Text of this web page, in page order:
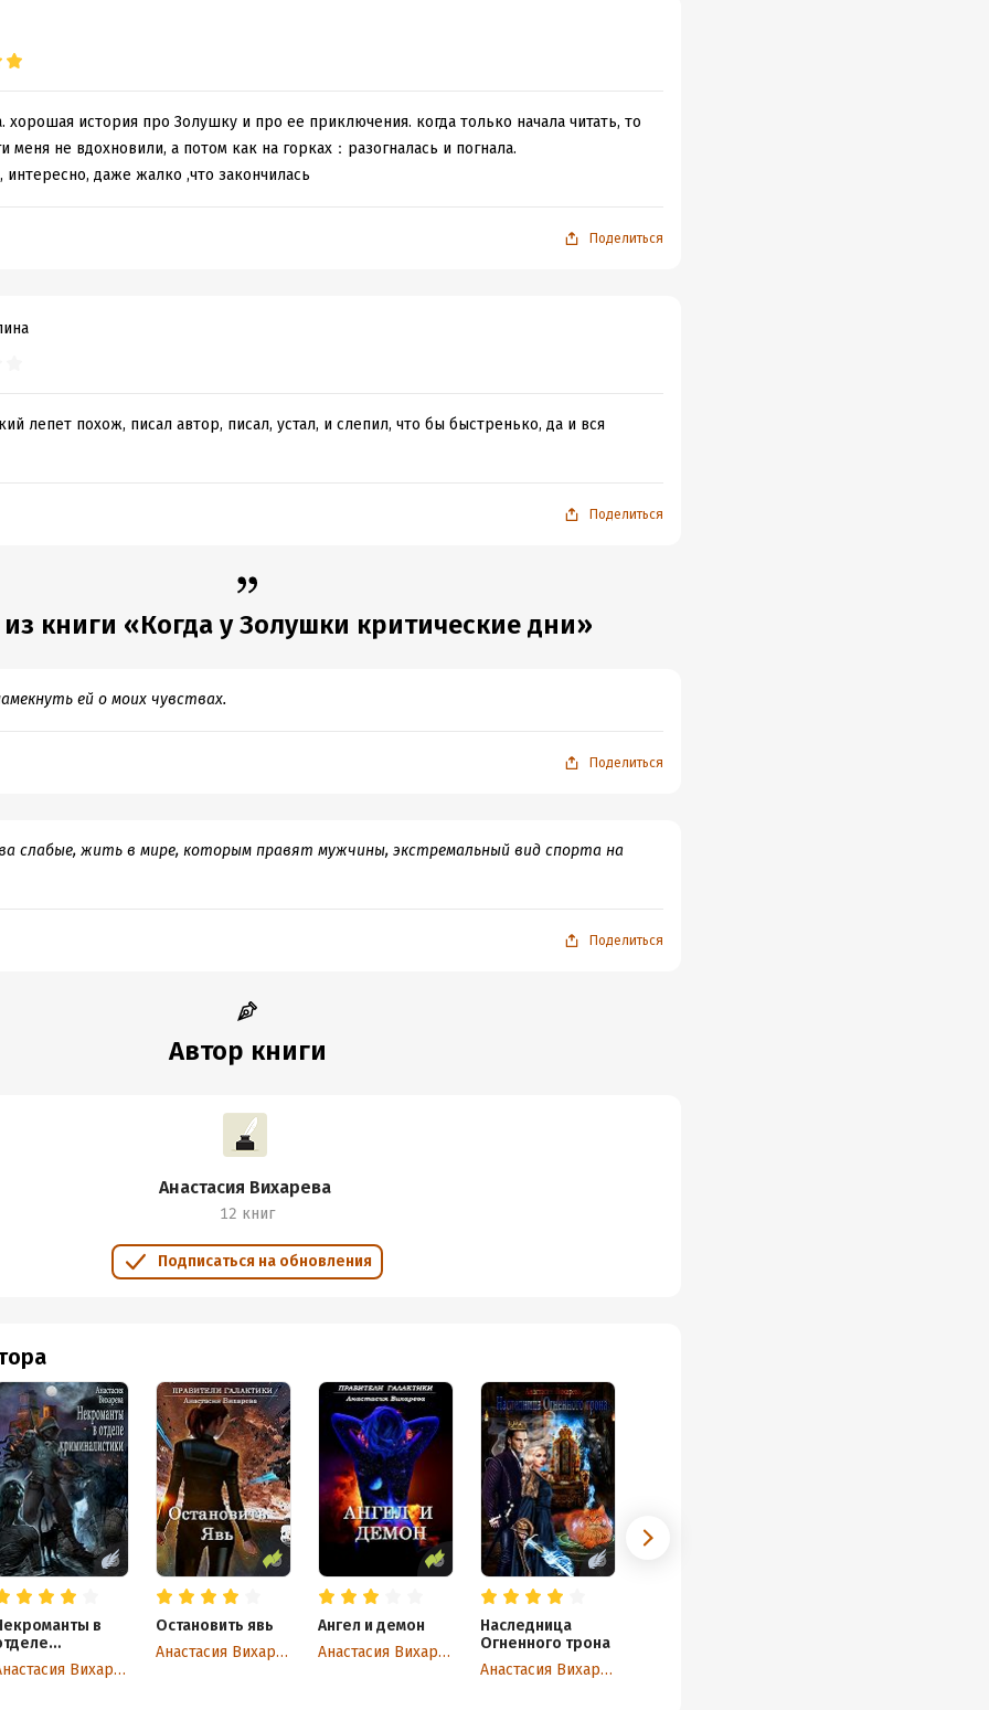
хорошая история про Золушку и про ее приключения. когда только начала читать, то
меня не вдохновили, а потом как на горках：разогналась и погнала.
интересно, даже жалко ,что закончилась
Поделиться
лепет похож, писал автор, писал, устал, и слепил, что бы быстренько, да и вся
Поделиться
книги «Когда у Золушки критические дни»
ей о моих чувствах.
Поделиться
слабые, жить в мире, которым правят мужчины, экстремальный вид спорта на
Поделиться
Автор книги
Анастасия Вихарева
12 книг
Подписаться на обновления
в
Анастасия Вихарева
Остановить явь
Анастасия Вихарева
Ангел и демон
Анастасия Вихарева
Наследница
Огненного трона
Анастасия Вихарева